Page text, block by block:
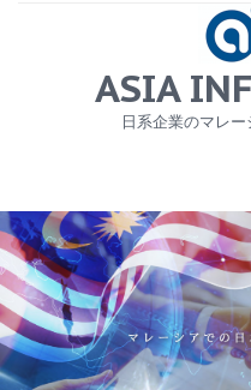
MENU
ニュース
労務サービス
プライバシーポリシー及
お問合せ
ASIA
日系企業のマレ